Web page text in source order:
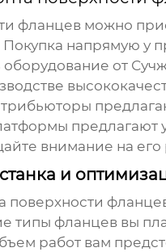
фланцевможно
Покупка напрямую у
от
предлагают
внимание на
и
поверхности
типы фланцев вы
работ вам